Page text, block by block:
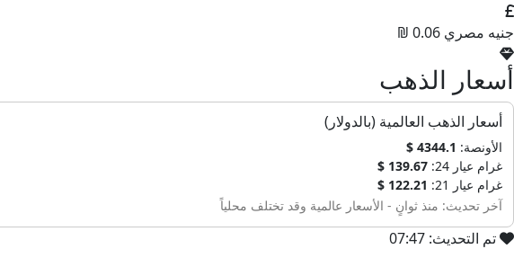
جنيه مصري 0.06 ₪
أسعار الذهب
أسعار الذهب العالمية (بالدولار)
الأونصة: 4344.1 $
غرام عيار 24:
139.67 $
غرام عيار 21:
122.21 $
آخر تحديث: منذ ثوانٍ - الأسعار عالمية وقد تختلف محلياً
تم التحديث: 07:47